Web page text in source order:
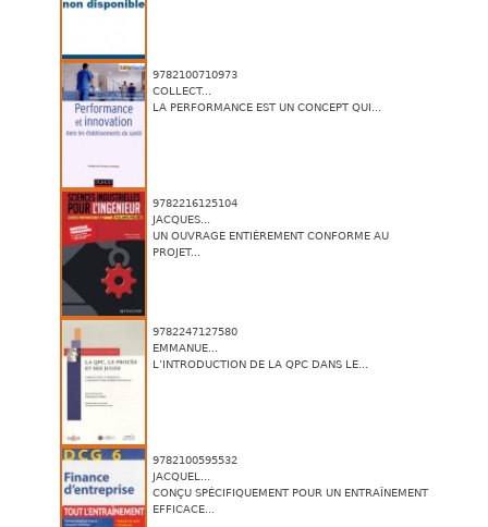
9782100710973
COLLECT...
LA PERFORMANCE EST UN CONCEPT QUI...
9782216125104
JACQUES...
UN OUVRAGE ENTIÈREMENT CONFORME AU
PROJET...
9782247127580
EMMANUE...
L’INTRODUCTION DE LA QPC DANS LE...
9782100595532
JACQUEL...
CONÇU SPÉCIFIQUEMENT POUR UN ENTRAÎNEMENT
EFFICACE...